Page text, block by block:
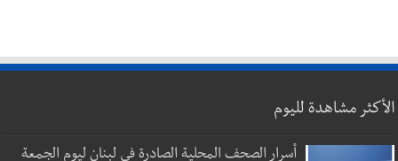
الأكثر مشاهدة لليوم
أسرار الصحف المحلية الصادرة في لبنان ليوم الجمعة